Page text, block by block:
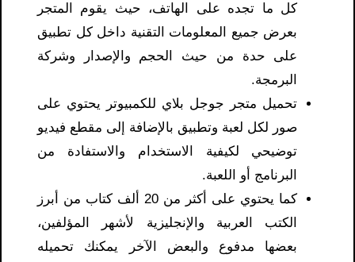
كل ما تجده على الهاتف، حيث يقوم المتجر
بعرض جميع المعلومات التقنية داخل كل تطبيق
على حدة من حيث الحجم والإصدار وشركة
البرمجة.
تحميل متجر جوجل بلاي للكمبيوتر يحتوي على
صور لكل لعبة وتطبيق بالإضافة إلى مقطع فيديو
توضيحي لكيفية الاستخدام والاستفادة من
البرنامج أو اللعبة.
كما يحتوي على أكثر من 20 ألف كتاب من أبرز
الكتب العربية والإنجليزية لأشهر المؤلفين،
بعضها مدفوع والبعض الآخر يمكنك تحميله